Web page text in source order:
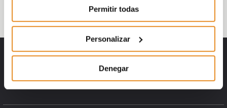
Permitir todas
Personalizar
Denegar